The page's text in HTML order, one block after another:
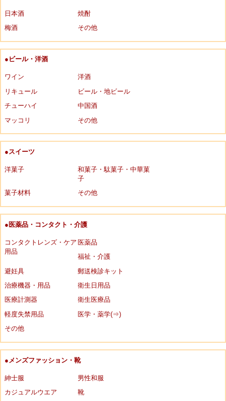
日本酒
焼酎
梅酒
その他
●ビール・洋酒
ワイン
洋酒
リキュール
ビール・地ビール
チューハイ
中国酒
マッコリ
その他
●スイーツ
洋菓子
和菓子・駄菓子・中華菓
子
菓子材料
その他
●医薬品・コンタクト・介護
コンタクトレンズ・ケア
用品
医薬品
福祉・介護
避妊具
郵送検診キット
治療機器・用品
衛生日用品
医療計測器
衛生医療品
軽度失禁用品
医学・薬学(⇒)
その他
●メンズファッション・靴
紳士服
男性和服
カジュアルウエア
靴